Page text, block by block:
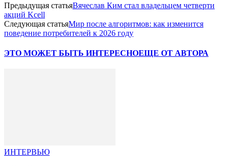
Предыдущая статьяВячеслав Ким стал владельцем четверти
акций Kcell
Следующая статьяМир после алгоритмов: как изменится
поведение потребителей к 2026 году
ЭТО МОЖЕТ БЫТЬ ИНТЕРЕСНОЕЩЕ ОТ АВТОРА
ИНТЕРВЬЮ